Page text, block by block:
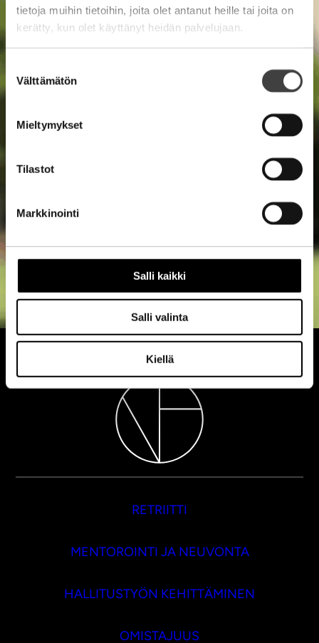
tietoja muihin tietoihin, joita olet antanut heille tai joita on
kerätty, kun olet käyttänyt heidän palvelujaan.
valinta
Välttämätön
Mieltymykset
Tilastot
Markkinointi
Salli kaikki
Salli valinta
Kiellä
RETRIITTI
MENTOROINTI JA NEUVONTA
HALLITUSTYÖN KEHITTÄMINEN
OMISTAJUUS